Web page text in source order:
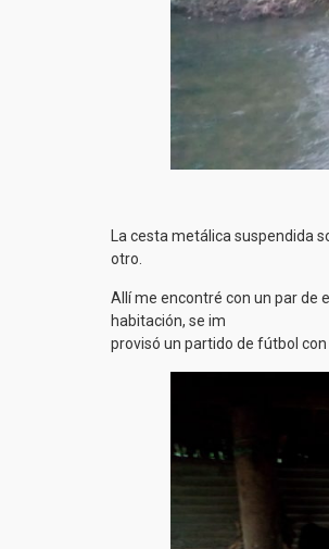
La cesta metálica suspendida
otro.
Allí me encontré con un par de
habitación, se im
provisó un partido de fútbol